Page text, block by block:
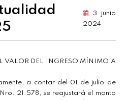
3 junio
2024
VALOR DEL INGRESO MÍNIMO A
a contar del 01 de julio de
21.578, se reajustará el monto